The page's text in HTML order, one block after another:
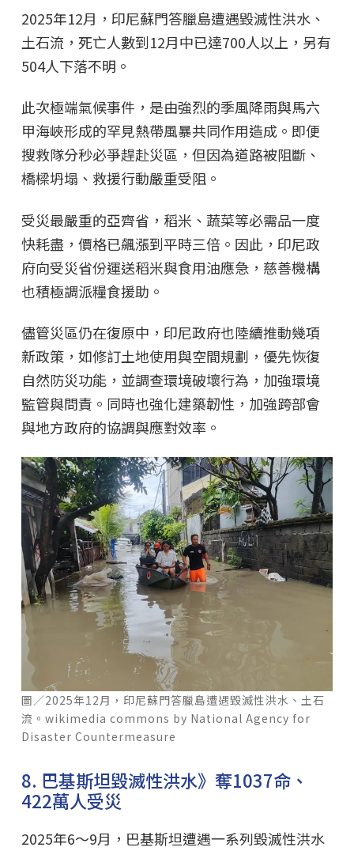
2025年12月，印尼蘇門答臘島遭遇毀滅性洪水、
土石流，死亡人數到12月中已達700人以上，另有
504人下落不明。
此次極端氣候事件，是由強烈的季風降雨與馬六
甲海峽形成的罕見熱帶風暴共同作用造成。即便
搜救隊分秒必爭趕赴災區，但因為道路被阻斷、
橋樑坍塌、救援行動嚴重受阻。
受災最嚴重的亞齊省，稻米、蔬菜等必需品一度
快耗盡，價格已飆漲到平時三倍。因此，印尼政
府向受災省份運送稻米與食用油應急，慈善機構
也積極調派糧食援助。
儘管災區仍在復原中，印尼政府也陸續推動幾項
新政策，如修訂土地使用與空間規劃，優先恢復
自然防災功能，並調查環境破壞行為，加強環境
監管與問責。同時也強化建築韌性，加強跨部會
與地方政府的協調與應對效率。
圖／2025年12月，印尼蘇門答臘島遭遇毀滅性洪水、土石
流。wikimedia commons by National Agency for
Disaster Countermeasure
8. 巴基斯坦毀滅性洪水》奪1037命、
422萬人受災
2025年6～9月，巴基斯坦遭遇一系列毀滅性洪水